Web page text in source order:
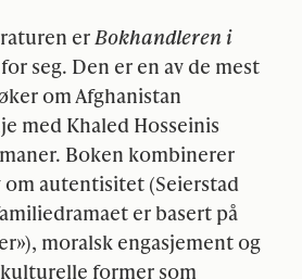
erBokhandleren i
seg. Den er en av de mest
om Afghanistan
med Khaled Hosseinis
Boken kombinerer
om autentisitet (Seierstad
er basert på
moralsk engasjement og
former som